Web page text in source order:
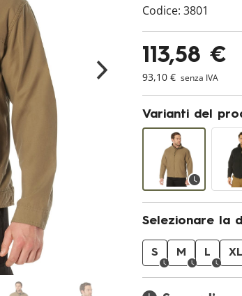
Codice: 3801
113,58 €
93,10 € senza IVA
Varianti del
Selezionare la
S M L XL